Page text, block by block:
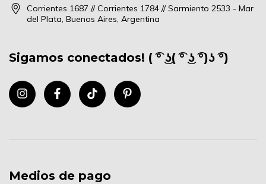
Corrientes 1687 // Corrientes 1784 // Sarmiento 2533 - Mar
del Plata, Buenos Aires, Argentina
Sigamos conectados! ( ͡° ͜ʖ( ͡° ͜ʖ ͡°)ʖ ͡°)
Medios de pago